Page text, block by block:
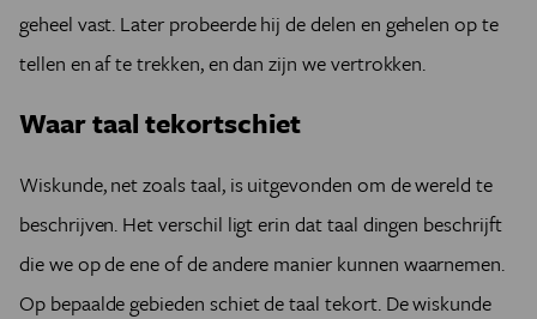
geheel vast. Later probeerde hij de delen en gehelen op te
tellen en af te trekken, en dan zijn we vertrokken.
Waar taal tekortschiet
Wiskunde, net zoals taal, is uitgevonden om de wereld te
beschrijven. Het verschil ligt erin dat taal dingen beschrijft
die we op de ene of de andere manier kunnen waarnemen.
Op bepaalde gebieden schiet de taal tekort. De wiskunde